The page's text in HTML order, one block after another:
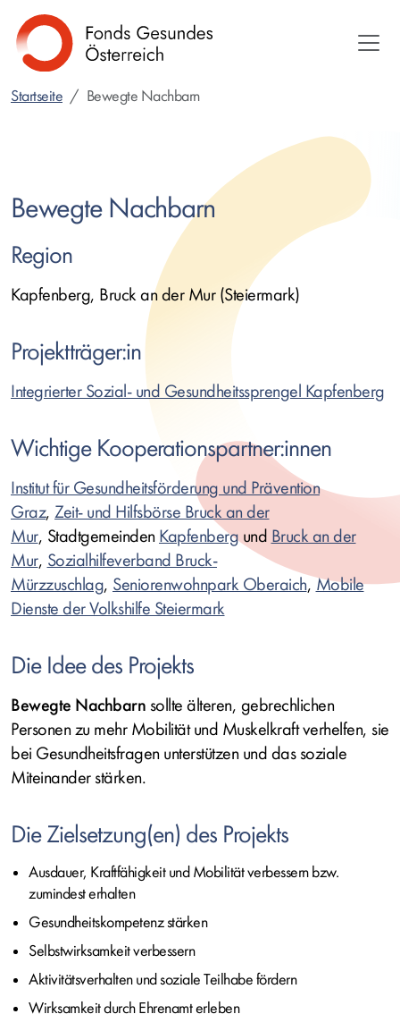
zum
Inhalt
Startseite Bewegte Nachbarn
Bewegte Nachbarn
Region
Kapfenberg, Bruck an der Mur (Steiermark)
Projektträger:in
Integrierter Sozial- und Gesundheitssprengel Kapfenberg
Wichtige Kooperationspartner:innen
Institut für Gesundheitsförderung und Prävention
Graz, Zeit- und Hilfsbörse Bruck an der
Mur, Stadtgemeinden Kapfenberg und Bruck an der
Mur, Sozialhilfeverband Bruck-
Mürzzuschlag, Seniorenwohnpark Oberaich,Mobile
Dienste der Volkshilfe Steiermark
Die Idee des Projekts
Bewegte Nachbarn sollte älteren, gebrechlichen
Personen zu mehr Mobilität und Muskelkraft verhelfen, sie
bei Gesundheitsfragen unterstützen und das soziale
Miteinander stärken.
Die Zielsetzung(en) des Projekts
Ausdauer, Kraftfähigkeit und Mobilität verbessern bzw.
zumindest erhalten
Gesundheitskompetenz stärken
Selbstwirksamkeit verbessern
Aktivitätsverhalten und soziale Teilhabe fördern
Wirksamkeit durch Ehrenamt erleben